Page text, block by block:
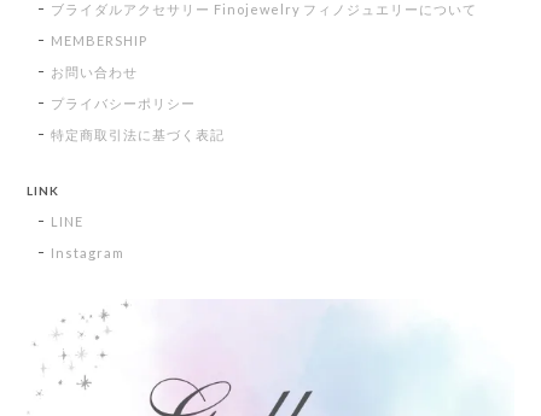
ブライダルアクセサリー Finojewelry フィノジュエリーについて
MEMBERSHIP
お問い合わせ
プライバシーポリシー
特定商取引法に基づく表記
LINK
LINE
Instagram